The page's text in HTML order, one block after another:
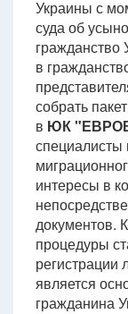
Украины с
суда об
гражданство
в
собрать
в ЮК
специалисты
интересы в
документов.
процедуры
регистрации
является
гражданина